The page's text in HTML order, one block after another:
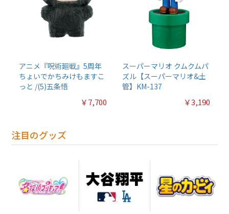
アニメ『呪術廻戦』5周年
ちょいでかちみけもますこ
っと /(5)五条悟
￥7,700
スーパーマリオ クムクムパ
ズル【スーパーマリオ&土
管】KM-137
￥3,190
注目のグッズ